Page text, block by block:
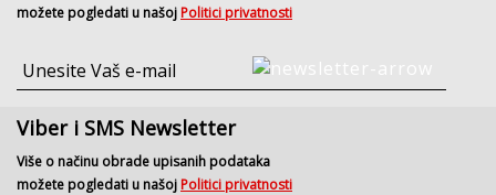
možete pogledati u našoj Politici privatnosti
Viber i SMS Newsletter
Više o načinu obrade upisanih podataka
možete pogledati u našoj Politici privatnosti